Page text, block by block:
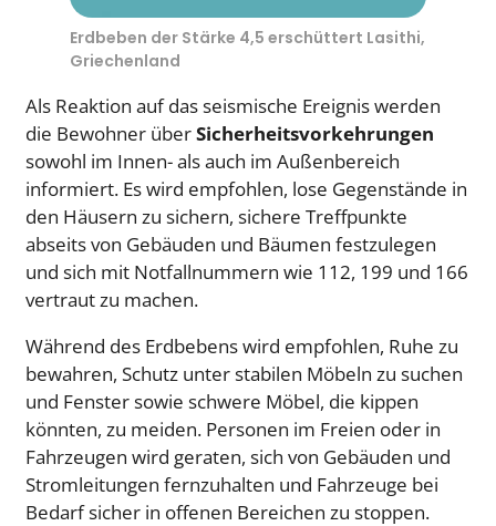
Erdbeben der Stärke 4,5 erschüttert Lasithi,
Griechenland
Als Reaktion auf das seismische Ereignis werden
die Bewohner überSicherheitsvorkehrungen
sowohl im Innen- als auch im Außenbereich
informiert. Es wird empfohlen, lose Gegenstände in
den Häusern zu sichern, sichere Treffpunkte
abseits von Gebäuden und Bäumen festzulegen
und sich mit Notfallnummern wie 112, 199 und 166
vertraut zu machen.
Während des Erdbebens wird empfohlen, Ruhe zu
bewahren, Schutz unter stabilen Möbeln zu suchen
und Fenster sowie schwere Möbel, die kippen
könnten, zu meiden. Personen im Freien oder in
Fahrzeugen wird geraten, sich von Gebäuden und
Stromleitungen fernzuhalten und Fahrzeuge bei
Bedarf sicher in offenen Bereichen zu stoppen.